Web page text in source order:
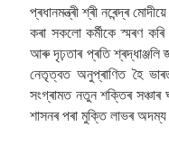
প্ৰধানমন্ত্ৰী শ্ৰী নৰেন্দ্ৰ
কৰা সকলো কৰ্মীকে স্মৰণ
আৰু দৃঢ়তাৰ প্ৰতি শ্ৰদ্ধাঞ্জলি
নেতৃত্বত অনুপ্ৰাণিত হৈ
সংগ্ৰামত নতুন শক্তিৰ সঞ্চাৰ
শাসনৰ পৰা মুক্তি লাভৰ